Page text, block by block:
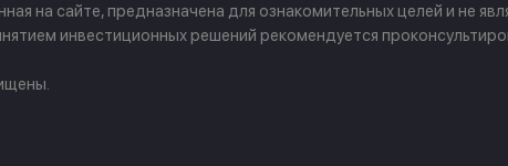
на сайте, предназначена для ознакомительных целей и не
инвестиционных решений рекомендуется